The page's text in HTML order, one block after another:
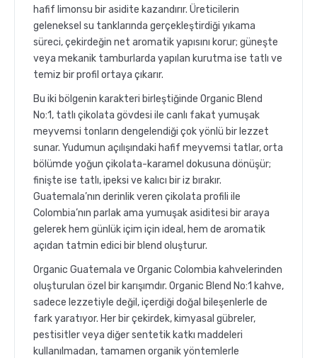
hafif limonsu bir asidite kazandırır. Üreticilerin
geleneksel su tanklarında gerçekleştirdiği yıkama
süreci, çekirdeğin net aromatik yapısını korur; güneşte
veya mekanik tamburlarda yapılan kurutma ise tatlı ve
temiz bir profil ortaya çıkarır.
Bu iki bölgenin karakteri birleştiğinde Organic Blend
No:1, tatlı çikolata gövdesi ile canlı fakat yumuşak
meyvemsi tonların dengelendiği çok yönlü bir lezzet
sunar. Yudumun açılışındaki hafif meyvemsi tatlar, orta
bölümde yoğun çikolata-karamel dokusuna dönüşür;
finişte ise tatlı, ipeksi ve kalıcı bir iz bırakır.
Guatemala’nın derinlik veren çikolata profili ile
Colombia’nın parlak ama yumuşak asiditesi bir araya
gelerek hem günlük içim için ideal, hem de aromatik
açıdan tatmin edici bir blend oluşturur.
Organic Guatemala ve Organic Colombia kahvelerinden
oluşturulan özel bir karışımdır. Organic Blend No:1 kahve,
sadece lezzetiyle değil, içerdiği doğal bileşenlerle de
fark yaratıyor. Her bir çekirdek, kimyasal gübreler,
pestisitler veya diğer sentetik katkı maddeleri
kullanılmadan, tamamen organik yöntemlerle